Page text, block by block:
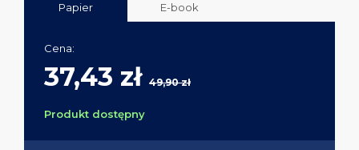
Papier E-book
Cena:
37,43 zł 49,90 zł
Produkt dostępny